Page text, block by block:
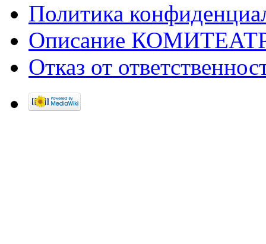
Политика
Описание
Отказ от